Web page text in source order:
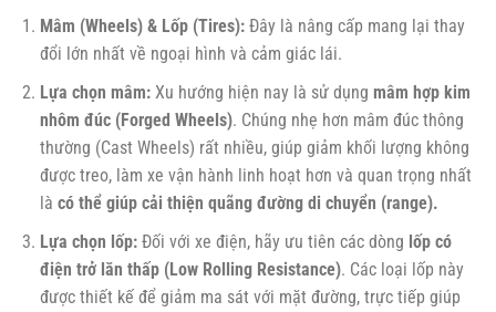
Mâm (Wheels) & Lốp (Tires):Đây là nâng cấp mang lại thay
đổi lớn nhất về ngoại hình và cảm giác lái.
Lựa chọn mâm:Xu hướng hiện nay là sử dụng mâm hợp kim
nhôm đúc (Forged Wheels). Chúng nhẹ hơn mâm đúc thông
thường (Cast Wheels) rất nhiều, giúp giảm khối lượng không
được treo, làm xe vận hành linh hoạt hơn và quan trọng nhất
là có thể giúp cải thiện quãng đường di chuyển (range).
Lựa chọn lốp:Đối với xe điện, hãy ưu tiên các dòng lốp có
điện trở lăn thấp (Low Rolling Resistance). Các loại lốp này
được thiết kế để giảm ma sát với mặt đường, trực tiếp giúp